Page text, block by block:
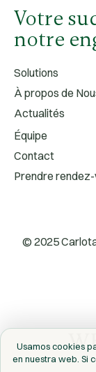
Votre
notre
Solutions
À propos de
Actualités
Équipe
Contact
Prendre
© 2025
Usamos cookies
en nuestra web. Si